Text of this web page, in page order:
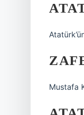
Mustafa